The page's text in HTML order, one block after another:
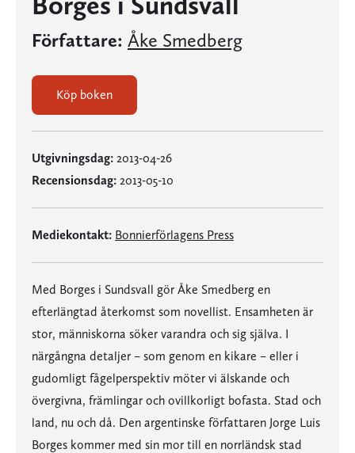
Författare: Åke Smedberg
Köp boken
Utgivningsdag: 2013-04-26
Recensionsdag: 2013-05-10
Mediekontakt: Bonnierförlagens Press
Med Borges i Sundsvall gör Åke Smedberg en
efterlängtad återkomst som novellist. Ensamheten är
stor, människorna söker varandra och sig själva. I
närgångna detaljer – som genom en kikare – eller i
gudomligt fågelperspektiv möter vi älskande och
övergivna, främlingar och ovillkorligt bofasta. Stad och
land, nu och då. Den argentinske författaren Jorge Luis
Borges kommer med sin mor till en norrländsk stad